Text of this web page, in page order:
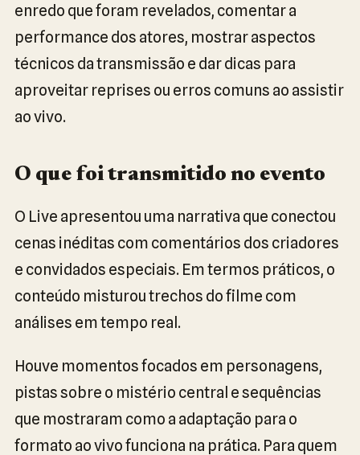
enredo que foram revelados, comentar a
performance dos atores, mostrar aspectos
técnicos da transmissão e dar dicas para
aproveitar reprises ou erros comuns ao assistir
ao vivo.
O que foi transmitido no evento
O Live apresentou uma narrativa que conectou
cenas inéditas com comentários dos criadores
e convidados especiais. Em termos práticos, o
conteúdo misturou trechos do filme com
análises em tempo real.
Houve momentos focados em personagens,
pistas sobre o mistério central e sequências
que mostraram como a adaptação para o
formato ao vivo funciona na prática. Para quem